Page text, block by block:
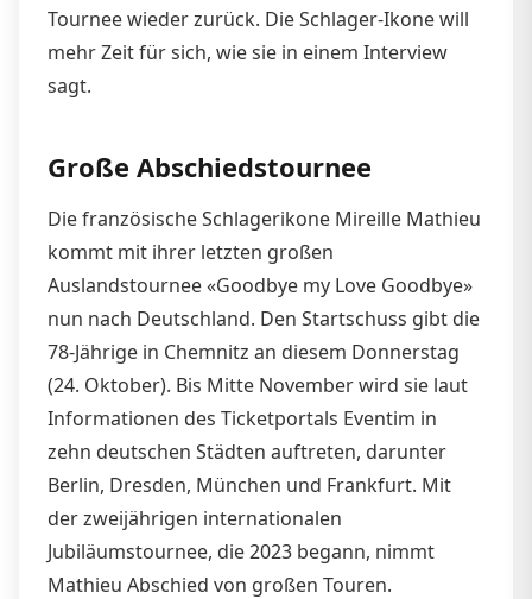
Tournee wieder zurück. Die Schlager-Ikone will
mehr Zeit für sich, wie sie in einem Interview
sagt.
Große Abschiedstournee
Die französische Schlagerikone Mireille Mathieu
kommt mit ihrer letzten großen
Auslandstournee «Goodbye my Love Goodbye»
nun nach Deutschland. Den Startschuss gibt die
78-Jährige in Chemnitz an diesem Donnerstag
(24. Oktober). Bis Mitte November wird sie laut
Informationen des Ticketportals Eventim in
zehn deutschen Städten auftreten, darunter
Berlin, Dresden, München und Frankfurt. Mit
der zweijährigen internationalen
Jubiläumstournee, die 2023 begann, nimmt
Mathieu Abschied von großen Touren.